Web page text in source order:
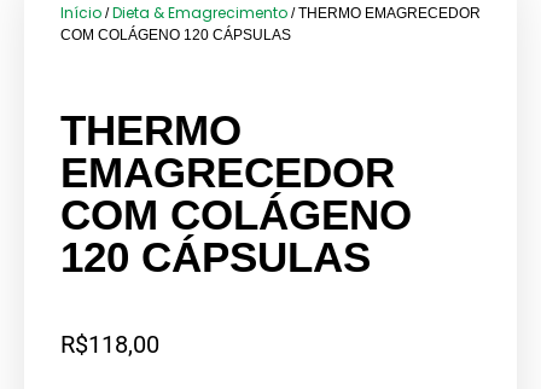
Início /Dieta & Emagrecimento / THERMO EMAGRECEDOR
COM COLÁGENO 120 CÁPSULAS
THERMO
EMAGRECEDOR
COM COLÁGENO
120 CÁPSULAS
R$118,00